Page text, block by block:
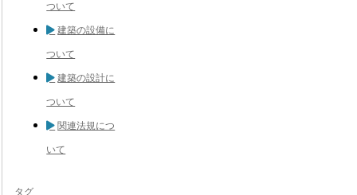
ついて
建築の設備に
ついて
建築の設計に
ついて
関連法規につ
いて
タグ